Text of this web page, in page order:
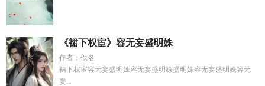
《裙下权宦》容无妄盛明姝
作者：佚名
裙下权宦容无妄盛明姝容无妄盛明姝盛明姝容无妄盛明姝容无
妄...